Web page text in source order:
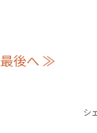
最後へ ≫
シ